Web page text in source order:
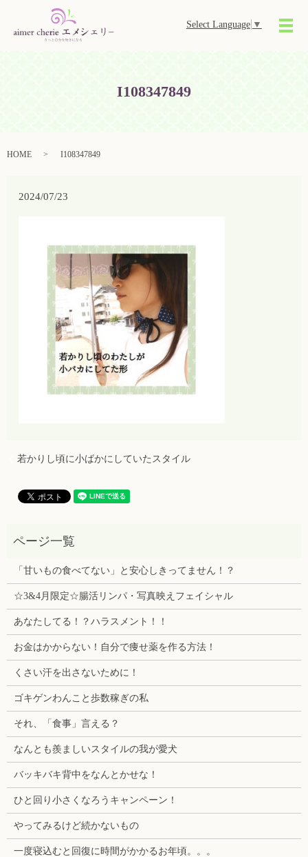
Select Language ▼
メ
I108347849
HOME I108347849
2024/07/23
若かりし頃に小ばかにしていたスタイル
「甘いもの食べてない」と安心しきってません！？
☆3&4月限定☆腸活リンパ・写真映えフェイシャル
あなたしてる！？ハラスメント！！
お金はかからない！自分で痩せ薬を作る方法！
くさい汗を出さないために！
ゴキゲンわんこと歩数稼ぎの私
それ、「食事」言える？
なんとも羨ましいスタイルの我が愛犬
バッキバキ背中をなんとかせな！
ひと回り小さくなろうキャンペーン！
やってみるけど続かないもの
一度寝込むと回復に時間がかかるお年頃。。。